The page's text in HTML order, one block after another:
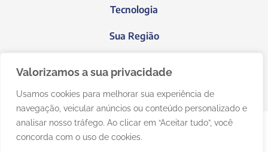
Valorizamos a sua privacidade
Usamos cookies para melhorar sua experiência de
navegação, veicular anúncios ou conteúdo personalizado e
analisar nosso tráfego. Ao clicar em “Aceitar tudo”, você
concorda com o uso de cookies.
Tecnologia
Sua Região